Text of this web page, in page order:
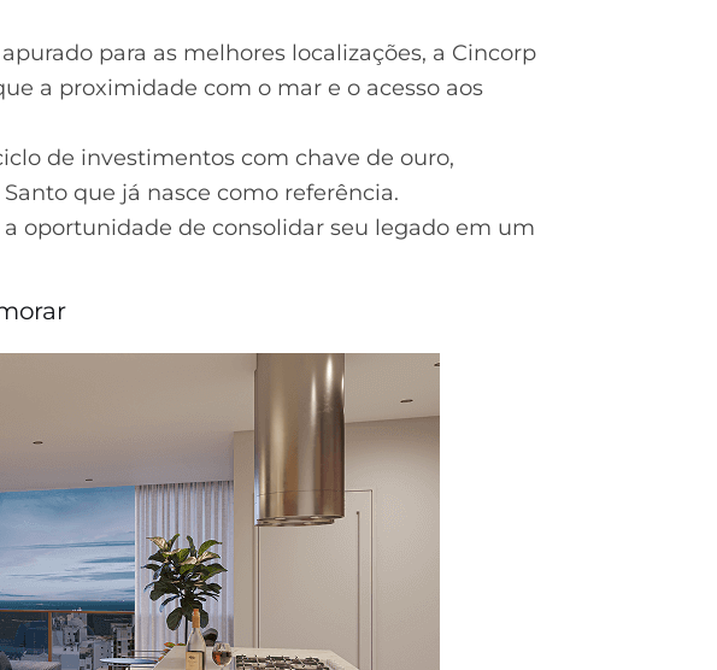
para as melhores localizações, a Cincorp
a proximidade com o mar e o acesso aos
de investimentos com chave de ouro,
que já nasce como referência.
oportunidade de consolidar seu legado em um